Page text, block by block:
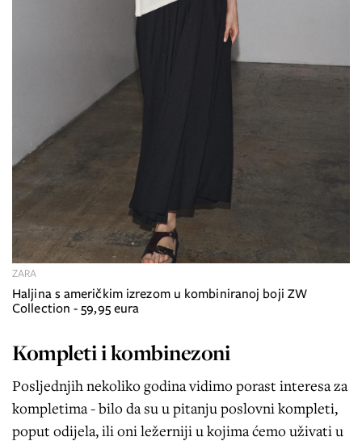
Haljina s američkim izrezom u kombiniranoj boji ZW
Collection - 59,95 eura
ZARA
Kompleti i kombinezoni
Posljednjih nekoliko godina vidimo porast interesa za
kompletima - bilo da su u pitanju poslovni kompleti,
poput odijela, ili oni ležerniji u kojima ćemo uživati u